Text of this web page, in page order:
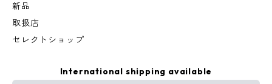
新品
取扱店
セレクトショップ
International shipping available